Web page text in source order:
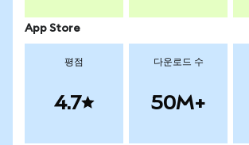
App Store
평점
4.7
다운로드 수
50M+